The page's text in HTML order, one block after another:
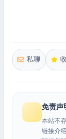
私聊
免责声
本站不
链接介